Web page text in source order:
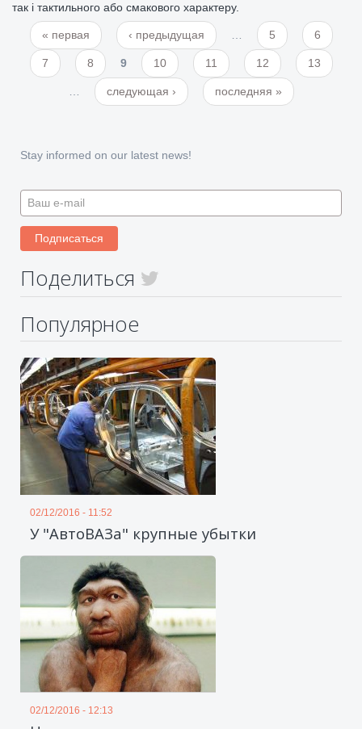
так і тактильного або смакового характеру.
Страницы
« первая ‹ предыдущая 5 6
7 8 9 10 11 12 13
следующая › последняя »
Stay informed on our latest news!
Поделиться
Популярное
02/12/2016 - 11:52
У "АвтоВАЗа" крупные убытки
02/12/2016 - 12:13